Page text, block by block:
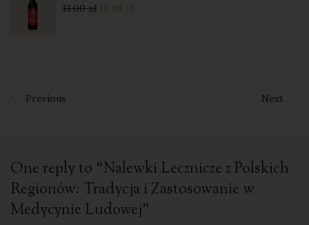
13.00zł 10.99 zł
Previous Next
One reply to “Nalewki Lecznicze z Polskich
Regionów: Tradycja i Zastosowanie w
Medycynie Ludowej”